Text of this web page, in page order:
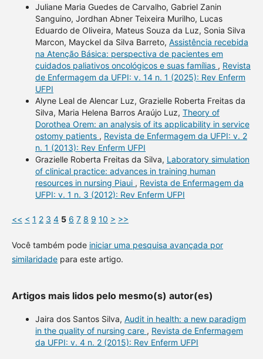
Juliane Maria Guedes de Carvalho, Gabriel Zanin
Sanguino, Jordhan Abner Teixeira Murilho, Lucas
Eduardo de Oliveira, Mateus Souza da Luz, Sonia Silva
Marcon, Mayckel da Silva Barreto, Assistência recebida
na Atenção Básica: perspectiva de pacientes em
cuidados paliativos oncológicos e suas famílias , Revista
de Enfermagem da UFPI: v. 14 n. 1 (2025): Rev Enferm
UFPI
Alyne Leal de Alencar Luz, Grazielle Roberta Freitas da
Silva, Maria Helena Barros Araújo Luz, Theory of
Dorothea Orem: an analysis of its applicability in service
ostomy patients , Revista de Enfermagem da UFPI: v. 2
n. 1 (2013): Rev Enferm UFPI
Grazielle Roberta Freitas da Silva, Laboratory simulation
of clinical practice: advances in training human
resources in nursing Piaui , Revista de Enfermagem da
UFPI: v. 1 n. 3 (2012): Rev Enferm UFPI
<< < 1 2 3 4 5 6 7 8 9 10 > >>
Você também pode iniciar uma pesquisa avançada por
similaridadepara este artigo.
Artigos mais lidos pelo mesmo(s) autor(es)
Jaira dos Santos Silva, Audit in health: a new paradigm
in the quality of nursing care , Revista de Enfermagem
da UFPI: v. 4 n. 2 (2015): Rev Enferm UFPI